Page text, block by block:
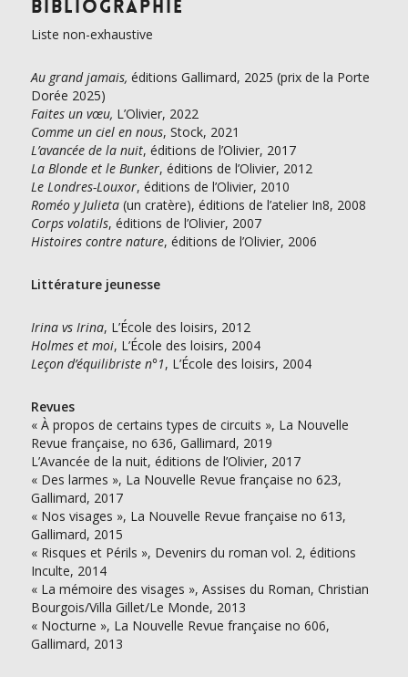
Bibliographie
Liste non-exhaustive
Au grand jamais, éditions Gallimard, 2025 (prix de la Porte
Dorée 2025)
Faites un vœu, L’Olivier, 2022
Comme un ciel en nous, Stock, 2021
L’avancée de la nuit, éditions de l’Olivier, 2017
La Blonde et le Bunker, éditions de l’Olivier, 2012
Le Londres-Louxor, éditions de l’Olivier, 2010
Roméo y Julieta(un cratère), éditions de l’atelier In8, 2008
Corps volatils, éditions de l’Olivier, 2007
Histoires contre nature, éditions de l’Olivier, 2006
Littérature jeunesse
Irina vs Irina, L’École des loisirs, 2012
Holmes et moi, L’École des loisirs, 2004
Leçon d’équilibriste n°1, L’École des loisirs, 2004
Revues
« À propos de certains types de circuits », La Nouvelle
Revue française, no 636, Gallimard, 2019
L’Avancée de la nuit, éditions de l’Olivier, 2017
« Des larmes », La Nouvelle Revue française no 623,
Gallimard, 2017
« Nos visages », La Nouvelle Revue française no 613,
Gallimard, 2015
« Risques et Périls », Devenirs du roman vol. 2, éditions
Inculte, 2014
« La mémoire des visages », Assises du Roman, Christian
Bourgois/Villa Gillet/Le Monde, 2013
« Nocturne », La Nouvelle Revue française no 606,
Gallimard, 2013